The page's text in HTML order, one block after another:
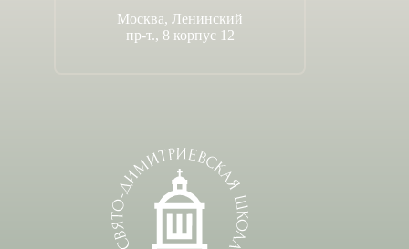
Москва, Ленинский
пр-т., 8 корпус 12